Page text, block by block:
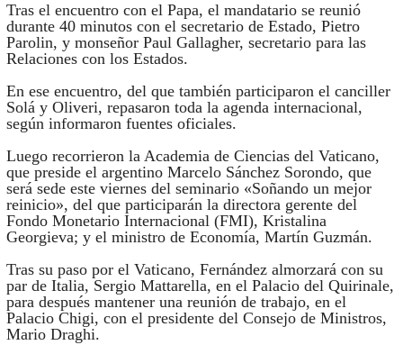
Tras el encuentro con el Papa, el mandatario se reunió
durante 40 minutos con el secretario de Estado, Pietro
Parolin, y monseñor Paul Gallagher, secretario para las
Relaciones con los Estados.
En ese encuentro, del que también participaron el canciller
Solá y Oliveri, repasaron toda la agenda internacional,
según informaron fuentes oficiales.
Luego recorrieron la Academia de Ciencias del Vaticano,
que preside el argentino Marcelo Sánchez Sorondo, que
será sede este viernes del seminario «Soñando un mejor
reinicio», del que participarán la directora gerente del
Fondo Monetario Internacional (FMI), Kristalina
Georgieva; y el ministro de Economía, Martín Guzmán.
Tras su paso por el Vaticano, Fernández almorzará con su
par de Italia, Sergio Mattarella, en el Palacio del Quirinale,
para después mantener una reunión de trabajo, en el
Palacio Chigi, con el presidente del Consejo de Ministros,
Mario Draghi.